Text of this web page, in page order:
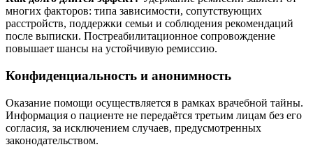
многих факторов: типа зависимости, сопутствующих
расстройств, поддержки семьи и соблюдения рекомендаций
после выписки. Постреабилитационное сопровождение
повышает шансы на устойчивую ремиссию.
Конфиденциальность и анонимность
Оказание помощи осуществляется в рамках врачебной тайны.
Информация о пациенте не передаётся третьим лицам без его
согласия, за исключением случаев, предусмотренных
законодательством.